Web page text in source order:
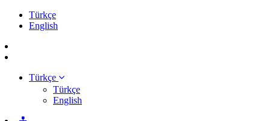
Türkçe
English
Türkçe
Türkçe
English